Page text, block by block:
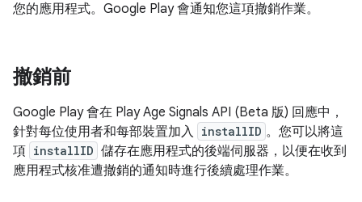
您的應用程式。Google Play 會通知您這項撤銷作業。
撤銷前
Google Play 會在 Play Age Signals API (Beta 版) 回應中，
針對每位使用者和每部裝置加入 installID 。您可以將這
項 installID 儲存在應用程式的後端伺服器，以便在收到
應用程式核准遭撤銷的通知時進行後續處理作業。